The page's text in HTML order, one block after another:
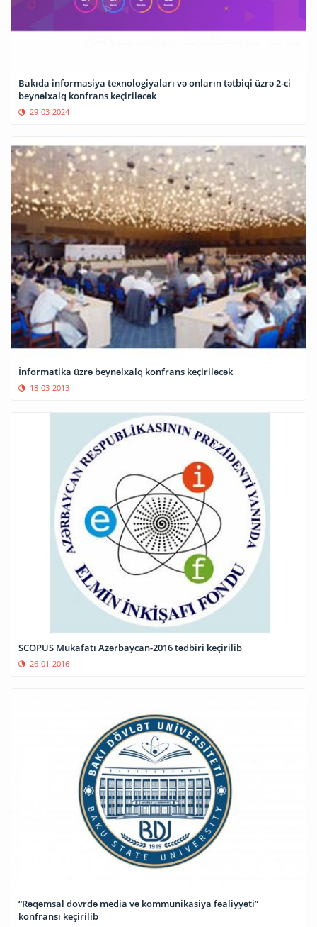
Bakıda informasiya texnologiyaları və onların tətbiqi üzrə 2-ci
beynəlxalq konfrans keçiriləcək
29-03-2024
İnformatika üzrə beynəlxalq konfrans keçiriləcək
18-03-2013
SCOPUS Mükafatı Azərbaycan-2016 tədbiri keçirilib
26-01-2016
“Rəqəmsal dövrdə media və kommunikasiya fəaliyyəti”
konfransı keçirilib